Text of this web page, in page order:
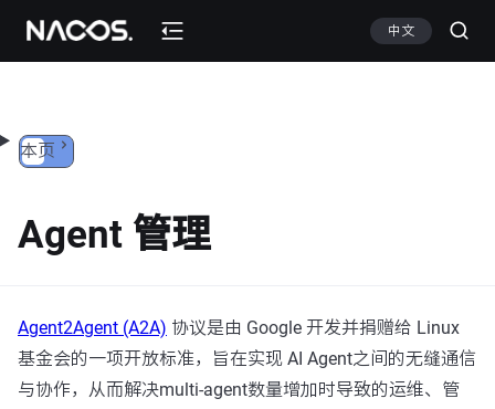
跳转到内容 中文
本页
Agent 管理
Agent2Agent (A2A) 协议是由 Google 开发并捐赠给 Linux
基金会的一项开放标准，旨在实现 AI Agent之间的无缝通信
与协作，从而解决multi-agent数量增加时导致的运维、管